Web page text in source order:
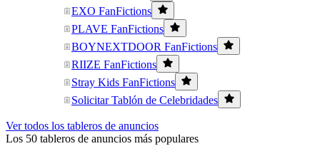
EXO FanFictions
PLAVE FanFictions
BOYNEXTDOOR FanFictions
RIIZE FanFictions
Stray Kids FanFictions
Solicitar Tablón de Celebridades
Ver todos los tableros de anuncios
Los 50 tableros de anuncios más populares